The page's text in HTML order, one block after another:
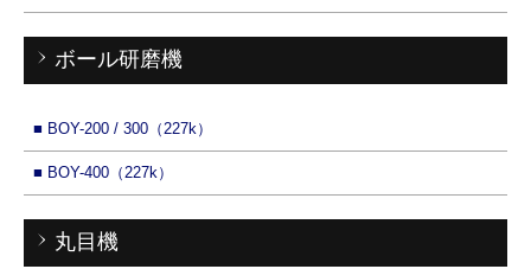
ボール研磨機
■ BOY-200 / 300（227k）
■ BOY-400（227k）
丸目機